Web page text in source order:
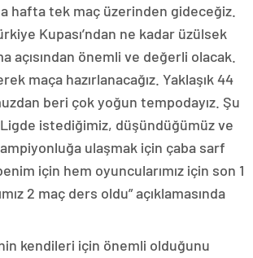
hafta tek maç üzerinden gideceğiz.
Kupası’ndan ne kadar üzülsek
açısından önemli ve değerli olacak.
maça hazırlanacağız. Yaklaşık 44
beri çok yoğun tempodayız. Şu
istediğimiz, düşündüğümüz ve
ulaşmak için çaba sarf
için hem oyuncularımız için son 1
2 maç ders oldu” açıklamasında
kendileri için önemli olduğunu